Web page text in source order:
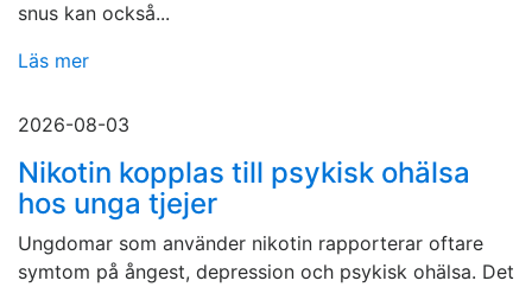
snus kan också...
Läs mer
2026-08-03
Nikotin kopplas till psykisk ohälsa
hos unga tjejer
Ungdomar som använder nikotin rapporterar oftare
symtom på ångest, depression och psykisk ohälsa. Det